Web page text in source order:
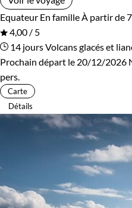
Equateur En famille À partir de
4,00 / 5
14 joursVolcans glacés et
Prochain départ le 20/12/2026
pers.
Carte
Détails